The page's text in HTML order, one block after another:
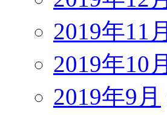
2019年11月
2019年10月
2019年9月